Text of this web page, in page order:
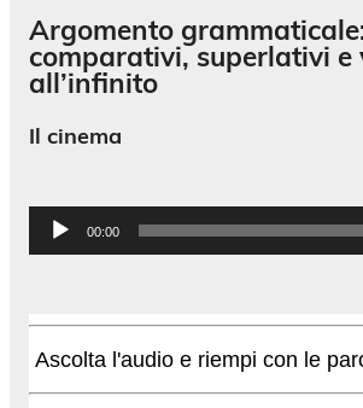
Argomento
comparativi, superlativi e
all’infinito
Il cinema
Audio-
Player
00:00